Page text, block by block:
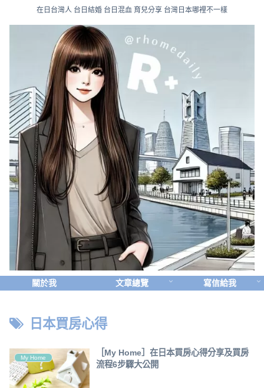
在日台灣人 台日結婚 台日混血 育兒分享 台灣日本哪裡不一樣
關於我 文章總覽 寫信給我
日本買房心得
My Home
［My Home］在日本買房心得分享及買房
流程6步驟大公開